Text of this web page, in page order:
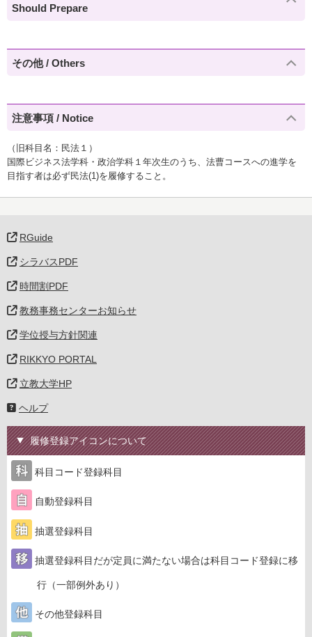
Should Prepare
その他 / Others
注意事項 / Notice
（旧科目名：民法１）
国際ビジネス法学科・政治学科１年次生のうち、法曹コースへの進学を
目指す者は必ず民法(1)を履修すること。
RGuide
シラバスPDF
時間割PDF
教務事務センターお知らせ
学位授与方針関連
RIKKYO PORTAL
立教大学HP
ヘルプ
履修登録アイコンについて
科目コード登録科目
自動登録科目
抽選登録科目
抽選登録科目だが定員に満たない場合は科目コード登録に移
行（一部例外あり）
その他登録科目